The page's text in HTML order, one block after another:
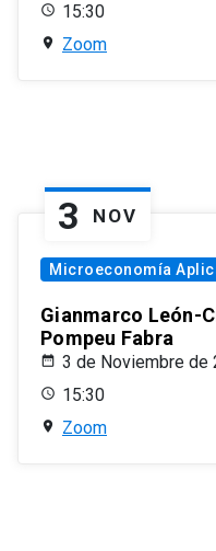
15:30
Zoom
3 NOV
Microeconomía
Gianmarco León-
Pompeu Fabra
3 de Noviembre de
15:30
Zoom